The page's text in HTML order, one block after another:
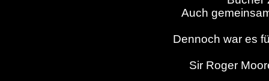
Auch
Dennoch war es
Sir Roger